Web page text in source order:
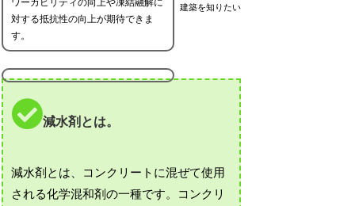
建築を知りたい
対する抵抗性の向上が期待できま
す。
減水剤とは。
減水剤とは、コンクリートに混ぜて使用
される化学混和剤の一種です。コンクリ